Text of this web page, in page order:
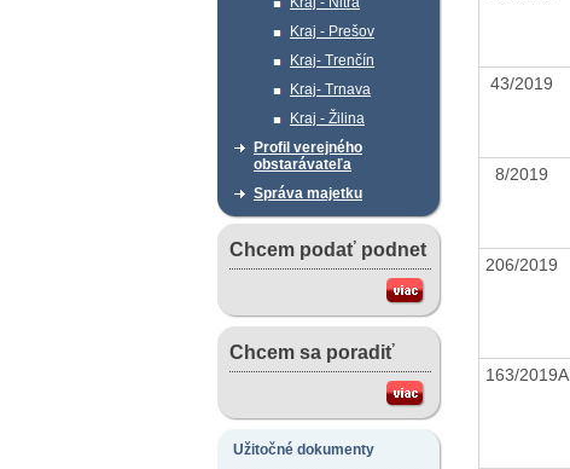
Kraj - Prešov
Kraj- Trenčín
Kraj- Trnava
Kraj - Žilina
Profil verejného
obstarávateľa
Správa majetku
Chcem podať podnet
Chcem sa poradiť
Užitočné dokumenty
43/2019
8/2019
206/2019
163/2019A